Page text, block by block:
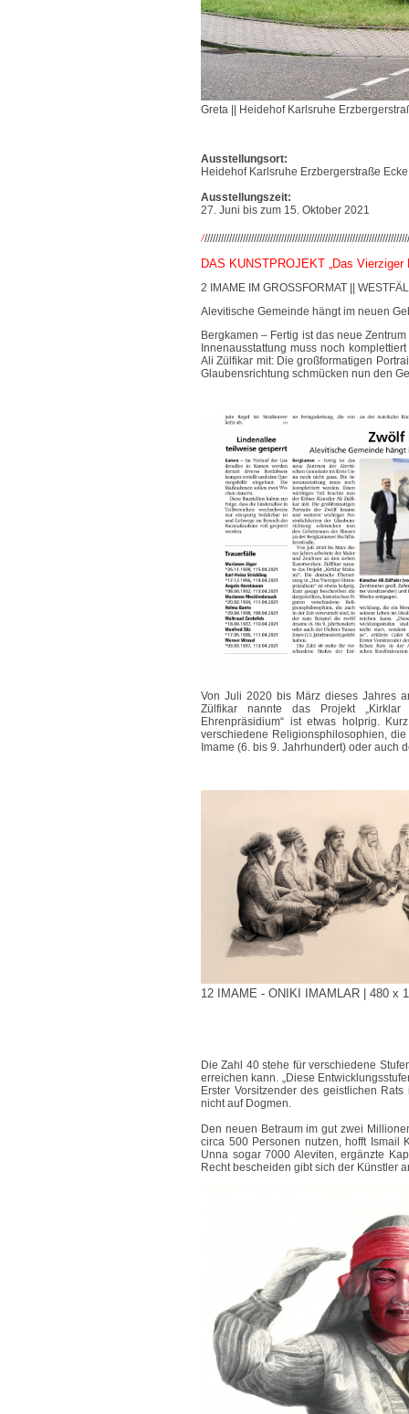
Greta || Heidehof Karlsruhe
Ausstellungsort:
Heidehof Karlsruhe Erzbergerstraße
Ausstellungszeit:
27. Juni bis zum 15. Oktober 2021
/
DAS KUNSTPROJEKT „Das Vierziger
2 IMAME IM GROSSFORMAT ||
Alevitische Gemeinde hängt im neuen
Bergkamen – Fertig ist das neue
Innenausstattung muss noch
Ali Zülfikar mit: Die großformatigen
Glaubensrichtung schmücken nun den
Von Juli 2020 bis März dieses Jahres
Zülfikar nannte das Projekt
Ehrenpräsidium“ ist etwas holprig.
verschiedene Religionsphilosophien,
Imame (6. bis 9. Jahrhundert) oder auch
12 IMAME - ONIKI IMAMLAR | 480 x
Die Zahl 40 stehe für verschiedene
erreichen kann. „Diese
Erster Vorsitzender des geistlichen
nicht auf Dogmen.
Den neuen Betraum im gut zwei
circa 500 Personen nutzen, hofft Ismail
Unna sogar 7000 Aleviten, ergänzte
Recht bescheiden gibt sich der Künstler